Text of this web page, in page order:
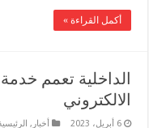
أكمل القراءة »
الداخلية تعمم
الالكتروني
6 أبريل، 2023 أخبار ,